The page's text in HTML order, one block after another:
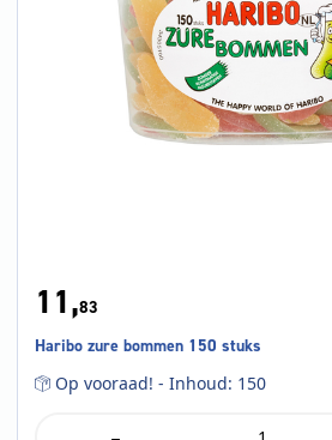
11,83
Haribo zure bommen 150 stuks
Op vooraad! - Inhoud: 150